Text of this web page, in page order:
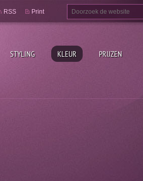
STYLING KLEUR
PRIJZEN
RSS Print